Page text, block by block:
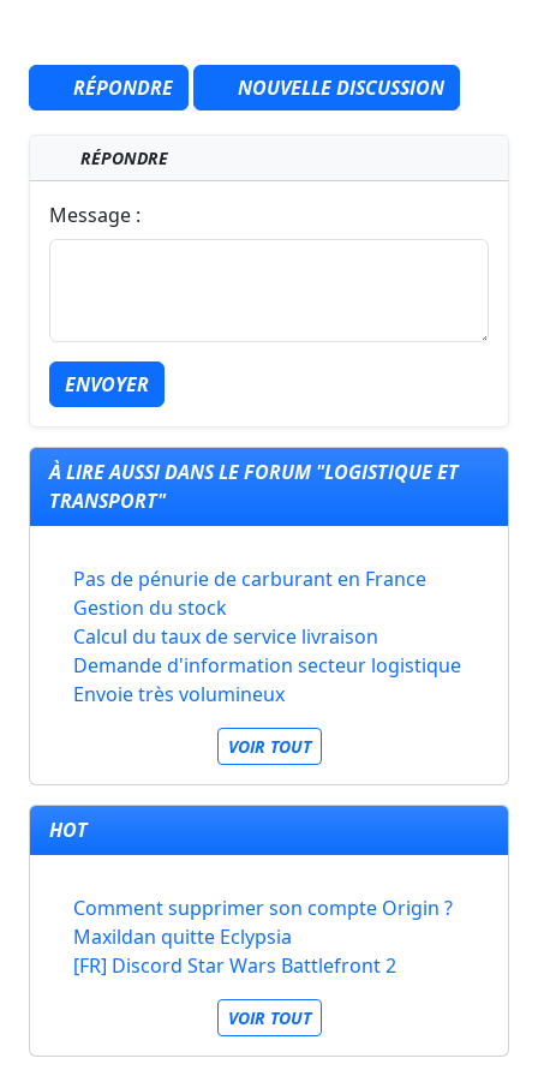
RÉPONDRE NOUVELLE DISCUSSION
RÉPONDRE
Message :
ENVOYER
À LIRE AUSSI DANS LE FORUM "LOGISTIQUE ET
TRANSPORT"
Pas de pénurie de carburant en France
Gestion du stock
Calcul du taux de service livraison
Demande d'information secteur logistique
Envoie très volumineux
VOIR TOUT
HOT
Comment supprimer son compte Origin ?
Maxildan quitte Eclypsia
[FR] Discord Star Wars Battlefront 2
VOIR TOUT